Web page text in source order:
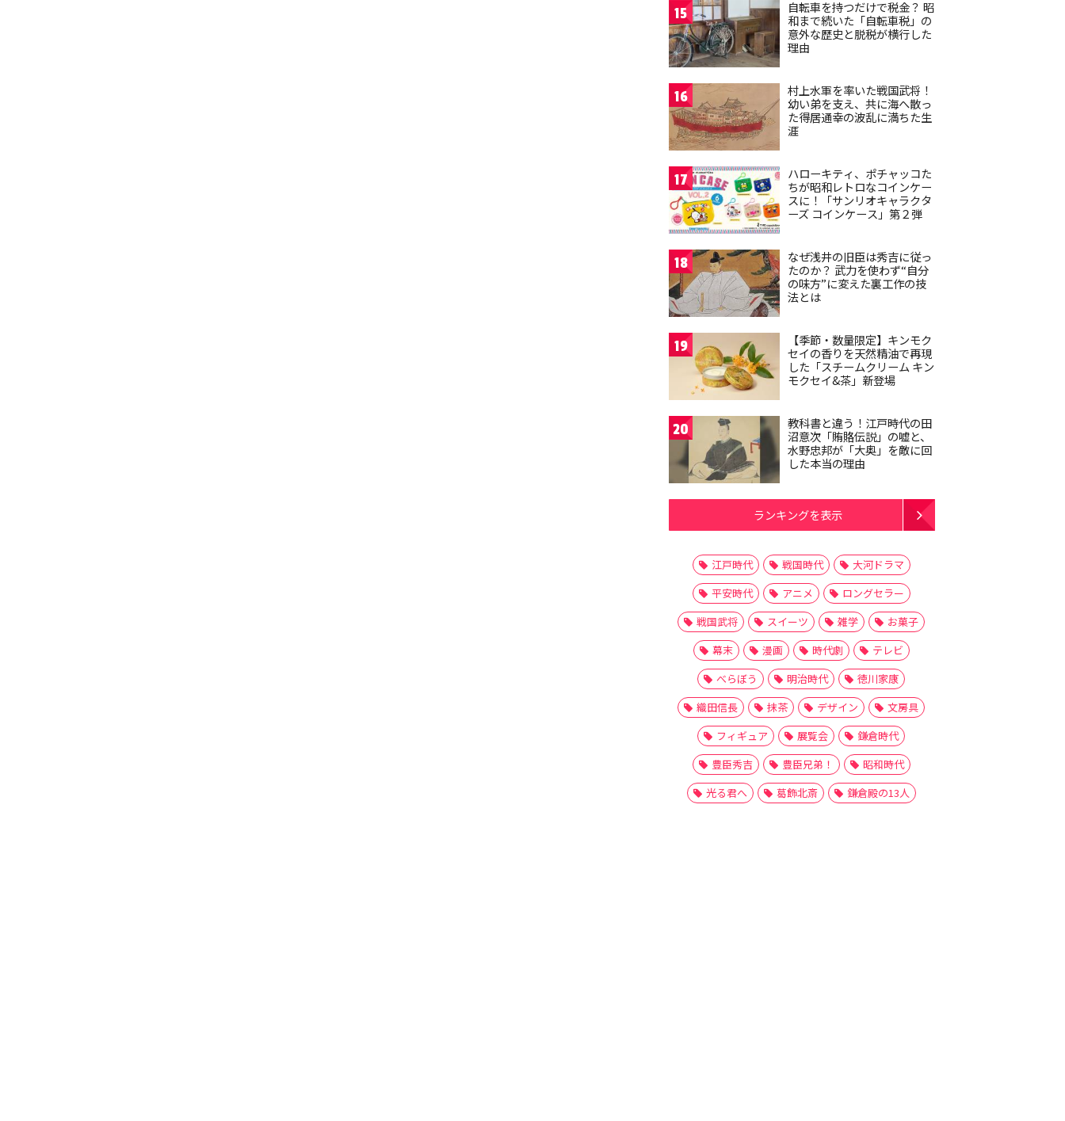
15
自転車を持つだけで税金？ 昭
和まで続いた「自転車税」の
意外な歴史と脱税が横行した
理由
16
村上水軍を率いた戦国武将！
幼い弟を支え、共に海へ散っ
た得居通幸の波乱に満ちた生
涯
17
ハローキティ、ポチャッコた
ちが昭和レトロなコインケー
スに！「サンリオキャラクタ
ーズ コインケース」第２弾
18
なぜ浅井の旧臣は秀吉に従っ
たのか？ 武力を使わず“自分
の味方”に変えた裏工作の技
法とは
19
【季節・数量限定】キンモク
セイの香りを天然精油で再現
した「スチームクリーム キン
モクセイ&茶」新登場
20
教科書と違う！江戸時代の田
沼意次「賄賂伝説」の嘘と、
水野忠邦が「大奥」を敵に回
した本当の理由
ランキングを表示
江戸時代 戦国時代
大河ドラマ
平安時代
アニメ
ロングセラー
戦国武将
スイーツ 雑学
お菓子
幕末
漫画 時代劇
テレビ
べらぼう
明治時代
徳川家康
織田信長
抹茶 デザイン
文房具
フィギュア
展覧会
鎌倉時代
豊臣秀吉
豊臣兄弟！
昭和時代
光る君へ
葛飾北斎 鎌倉殿の13人